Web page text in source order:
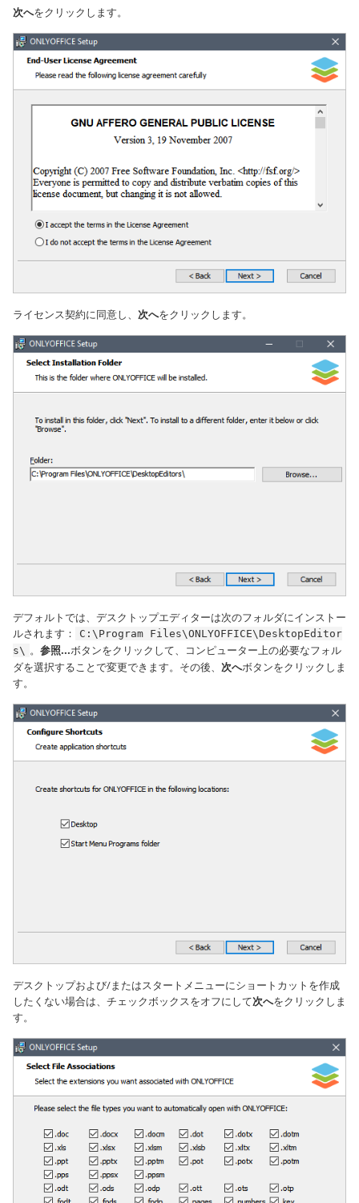
次へをクリックします。
ライセンス契約に同意し、 次へをクリックします。
デフォルトでは、デスクトップエディターは次のフォルダにインストー
ルされます：
C:\Program Files\ONLYOFFICE\DesktopEditor
s\ 。 参照...ボタンをクリックして、コンピューター上の必要なフォル
ダを選択することで変更できます。その後、 次へボタンをクリックしま
す。
デスクトップおよび/またはスタートメニューにショートカットを作成
したくない場合は、チェックボックスをオフにして次へをクリックしま
す。